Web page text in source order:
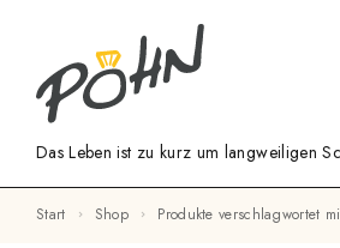
Das Leben ist zu kurz um langweiligen
Start Shop Produkte verschlagwortet